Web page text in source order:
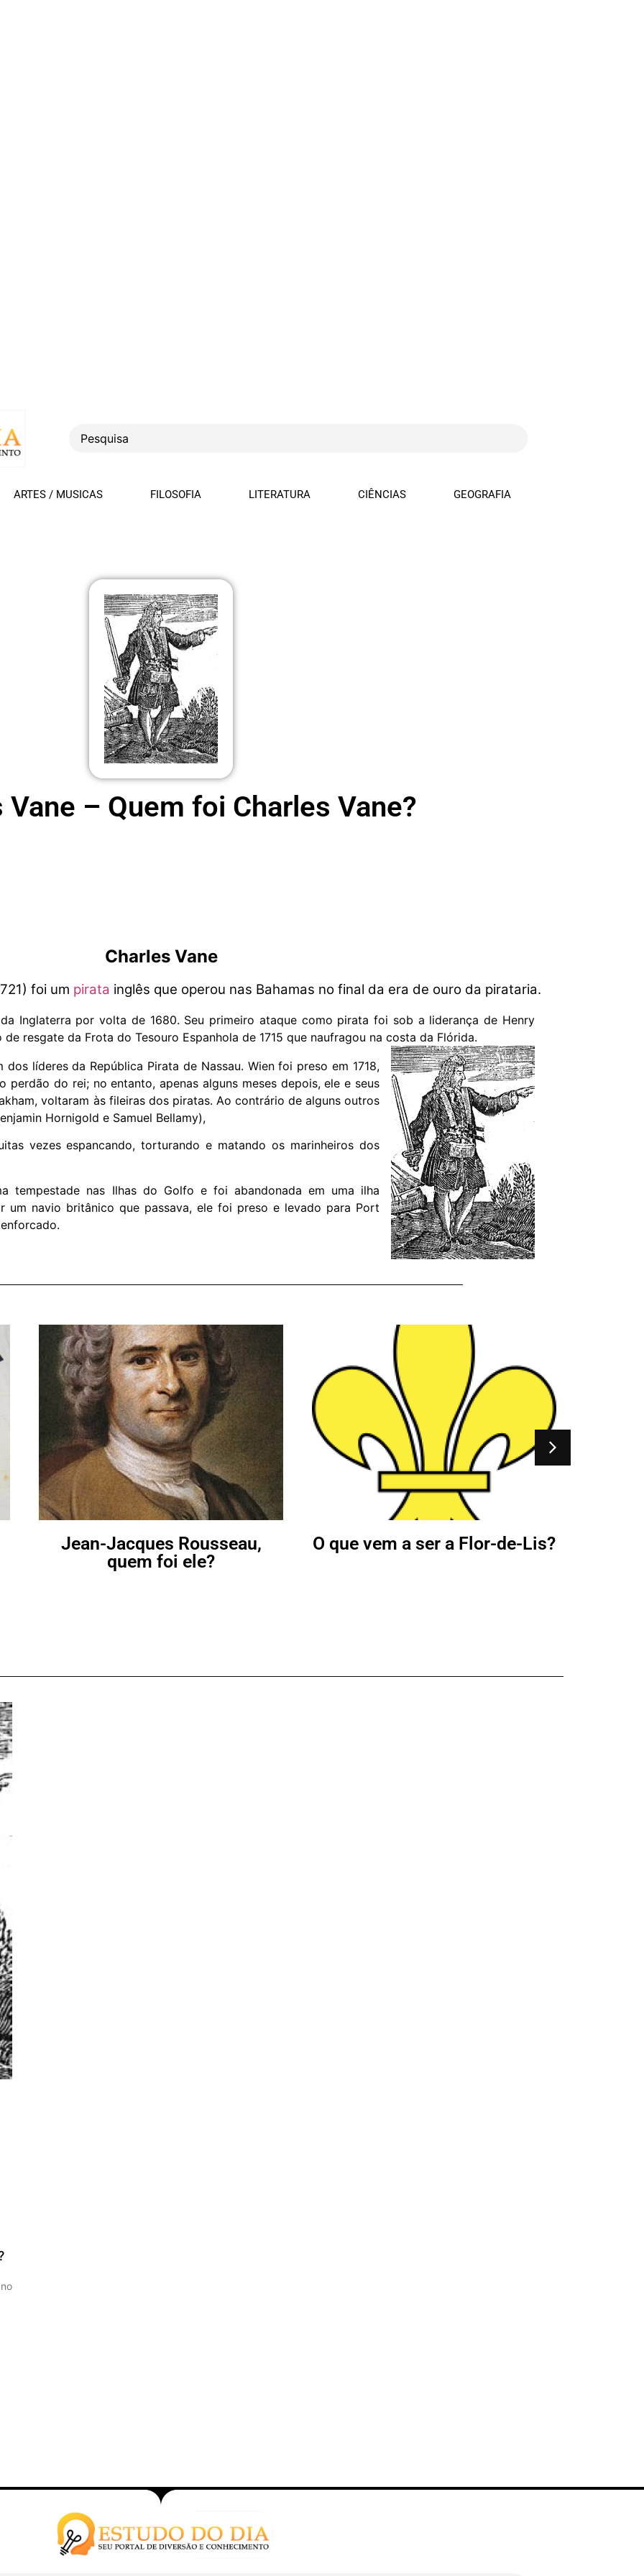
ARTES / MUSICAS FILOSOFIA LITERATURA CIÊNCIAS GEOGRAFIA
Vane – Quem foi Charles Vane?
Charles Vane
foi um pirata inglês que operou nas Bahamas no final da era de ouro da pirataria.
Inglaterra por volta de 1680. Seu primeiro ataque como pirata foi sob a liderança de Henry
resgate da Frota do Tesouro Espanhola de 1715 que naufragou na costa da Flórida.
dos líderes da República Pirata de Nassau. Wien foi preso em 1718,
do rei; no entanto, apenas alguns meses depois, ele e seus
voltaram às fileiras dos piratas. Ao contrário de alguns outros
Hornigold e Samuel Bellamy),
vezes espancando, torturando e matando os marinheiros dos
tempestade nas Ilhas do Golfo e foi abandonada em uma ilha
um navio britânico que passava, ele foi preso e levado para Port
Jean-Jacques Rousseau,
quem foi ele?
O que vem a ser a Flor-de-Lis?